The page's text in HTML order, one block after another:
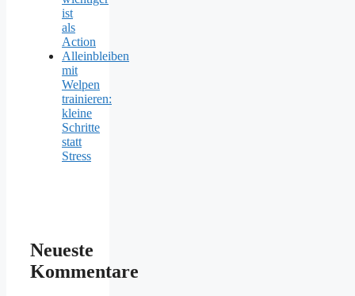
ist
als
Action
Alleinbleiben
mit
Welpen
trainieren:
kleine
Schritte
statt
Stress
Neueste
Kommentare